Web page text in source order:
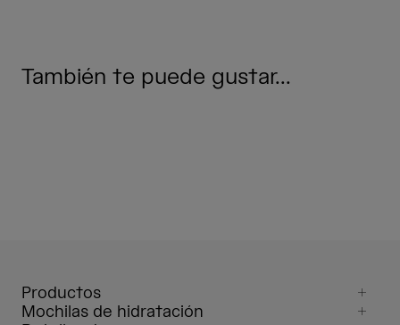
También te puede gustar...
Productos
Mochilas de hidratación